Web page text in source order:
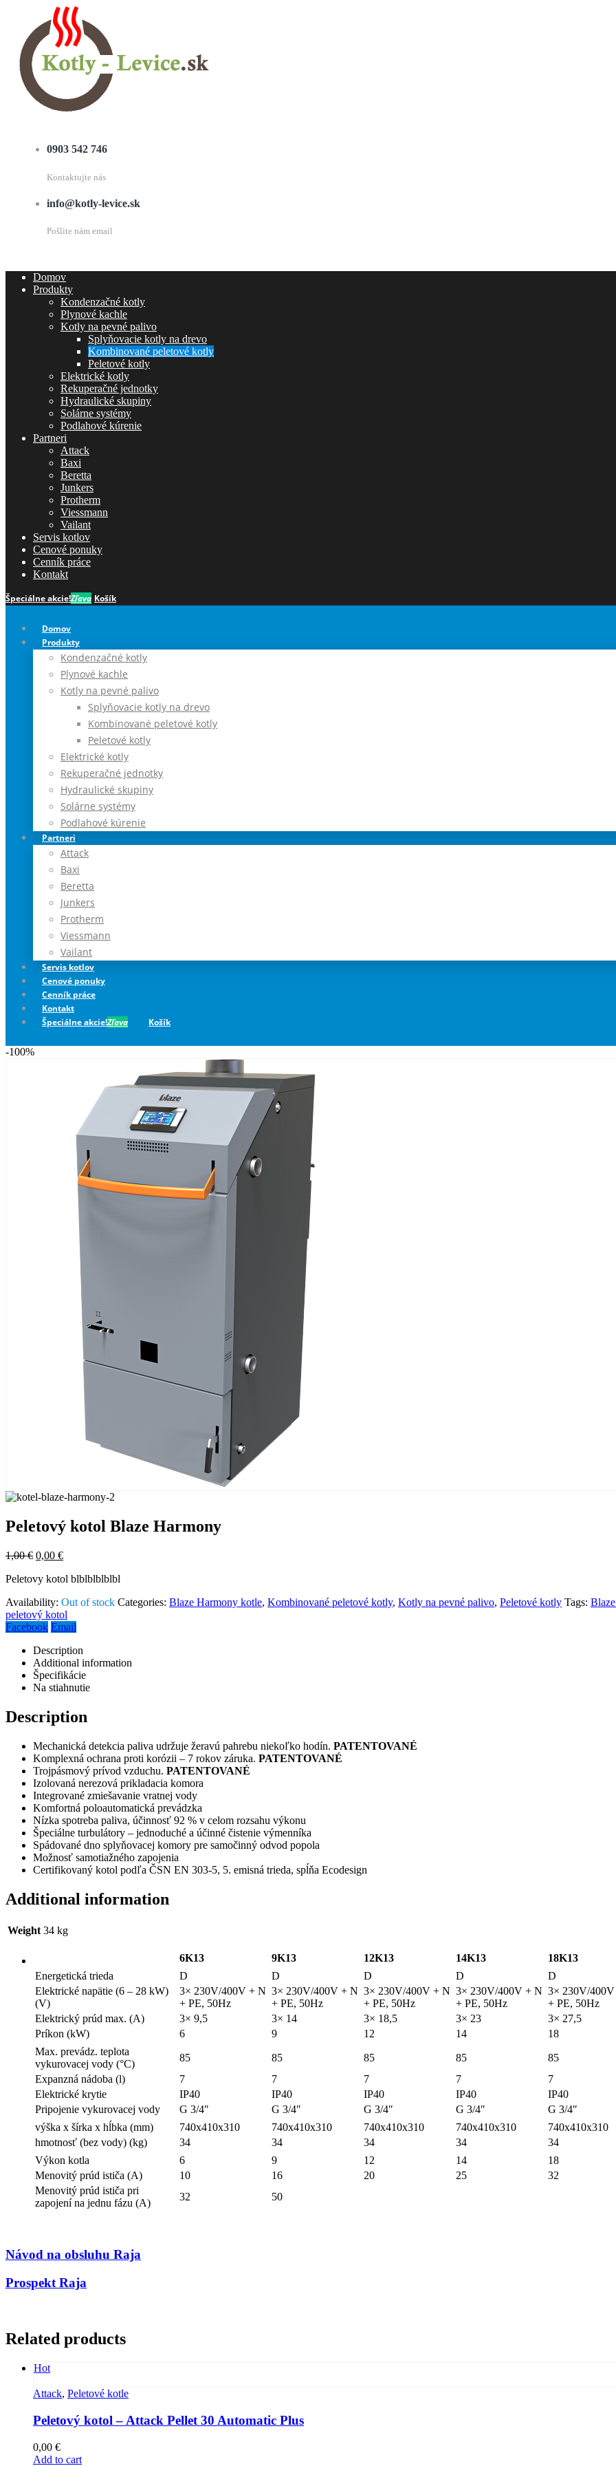
0903 542 746
Kontaktujte nás
info@kotly-levice.sk
Pošlite nám email
Domov
Produkty
Kondenzačné kotly
Plynové kachle
Kotly na pevné palivo
Splyňovacie kotly na drevo
Kombinované peletové kotly
Peletové kotly
Elektrické kotly
Rekuperačné jednotky
Hydraulické skupiny
Solárne systémy
Podlahové kúrenie
Partneri
Attack
Baxi
Beretta
Junkers
Protherm
Viessmann
Vailant
Servis kotlov
Cenové ponuky
Cenník práce
Kontakt
Špeciálne akcie!Zľava Košík
Domov
Produkty
Kondenzačné kotly
Plynové kachle
Kotly na pevné palivo
Splyňovacie kotly na drevo
Kombinované peletové kotly
Peletové kotly
Elektrické kotly
Rekuperačné jednotky
Hydraulické skupiny
Solárne systémy
Podlahové kúrenie
Partneri
Attack
Baxi
Beretta
Junkers
Protherm
Viessmann
Vailant
Servis kotlov
Cenové ponuky
Cenník práce
Kontakt
Špeciálne akcie!Zľava Košík
-100%
Peletový kotol Blaze Harmony
1,00€ 0,00 €
Peletovy kotol blblblblblbl
Availability: Out of stock Categories: Blaze Harmony kotle, Kombinované peletové kotly, Kotly na pevné palivo, Peletové kotly Tags:
peletový kotol
Facebook Email
Description
Additional information
Špecifikácie
Na stiahnutie
Description
Mechanická detekcia paliva udržuje žeravú pahrebu niekoľko hodín. PATENTOVANÉ
Komplexná ochrana proti korózii – 7 rokov záruka. PATENTOVANÉ
Trojpásmový prívod vzduchu. PATENTOVANÉ
Izolovaná nerezová prikladacia komora
Integrované zmiešavanie vratnej vody
Komfortná poloautomatická prevádzka
Nízka spotreba paliva, účinnosť 92 % v celom rozsahu výkonu
Špeciálne turbulátory – jednoduché a účinné čistenie výmenníka
Spádované dno splyňovacej komory pre samočinný odvod popola
Možnosť samotiažného zapojenia
Certifikovaný kotol podľa ČSN EN 303-5, 5. emisná trieda, spĺňa Ecodesign
Additional information
Weight 34 kg
6K13 9K13 12K13 14K13 18K13
Energetická trieda
D D D D D
Elektrické napätie (6 – 28 kW)
(V)
3× 230V/400V + N
+ PE, 50Hz
3× 230V/400V + N
+ PE, 50Hz
3× 230V/400V + N
+ PE, 50Hz
3× 230V/400V + N
+ PE, 50Hz
3× 230V/
+ PE, 50Hz
Elektrický prúd max. (A)
3× 9,5 3× 14 3× 18,5 3× 23 3× 27,5
Príkon (kW)
6 9 12 14 18
Max. prevádz. teplota
vykurovacej vody (°C)
85 85 85 85 85
Expanzná nádoba (l)
7 7 7 7 7
Elektrické krytie
IP40 IP40 IP40 IP40 IP40
Pripojenie vykurovacej vody
G 3/4″ G 3/4″ G 3/4″ G 3/4″ G 3/4″
výška x šírka x hĺbka (mm)
740x410x310 740x410x310 740x410x310 740x410x310 740x410x310
hmotnosť (bez vody) (kg)
34 34 34 34 34
Výkon kotla
6 9 12 14 18
Menovitý prúd ističa (A)
10 16 20 25 32
Menovitý prúd ističa pri
zapojení na jednu fázu (A)
32 50
Návod na obsluhu Raja
Prospekt Raja
Related products
Hot
Attack, Peletové kotle
Peletový kotol – Attack Pellet 30 Automatic Plus
0,00 €
Add to cart